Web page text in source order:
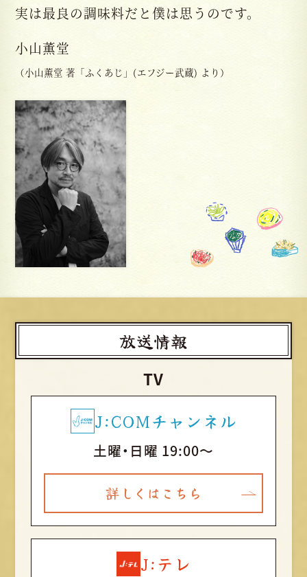
実は最良の調味料だと僕は思うのです。
小山薫堂
（小山薫堂 著「ふくあじ」(エフジー武蔵) より）
放送情報
TV
J:COMチャンネル
土曜・日曜 19:00～
詳しくはこちら
J:テレ